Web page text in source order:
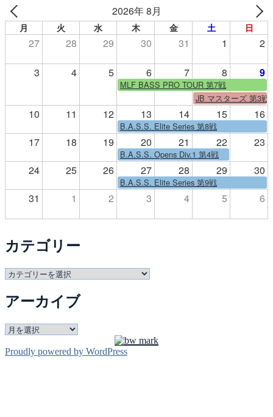
2026年 8月
月 火 水 木 金 土 日
27 28 29 30 31 1 2
3 4 5 6 7 8 9
MLF BASS PRO TOUR 第7戦
JB マスターズ 第3戦
10 11 12 13 14 15 16
B.A.S.S. Elite Series 第8戦
17 18 19 20 21 22 23
B.A.S.S. Opens Div.1 第4戦
24 25 26 27 28 29 30
B.A.S.S. Elite Series 第9戦
31 1 2 3 4 5 6
カテゴリー
カ
ゴ
ー
アーカイブ
ア
カ
Proudly powered by WordPress